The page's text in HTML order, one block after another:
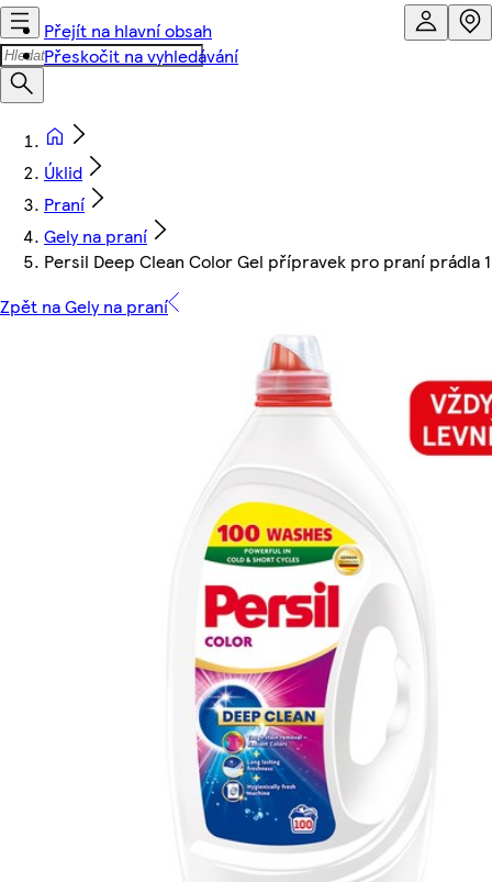
Přejít na hlavní obsah
Přeskočit na vyhledávání
Úklid
Praní
Gely na praní
Persil Deep Clean Color Gel přípravek pro praní prádla
Zpět na Gely na praní